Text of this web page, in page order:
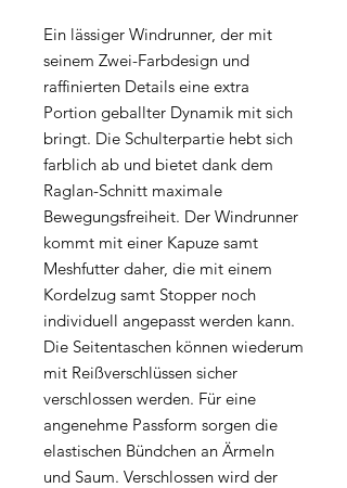
Ein lässiger Windrunner, der mit
seinem Zwei-Farbdesign und
raffinierten Details eine extra
Portion geballter Dynamik mit sich
bringt. Die Schulterpartie hebt sich
farblich ab und bietet dank dem
Raglan-Schnitt maximale
Bewegungsfreiheit. Der Windrunner
kommt mit einer Kapuze samt
Meshfutter daher, die mit einem
Kordelzug samt Stopper noch
individuell angepasst werden kann.
Die Seitentaschen können wiederum
mit Reißverschlüssen sicher
verschlossen werden. Für eine
angenehme Passform sorgen die
elastischen Bündchen an Ärmeln
und Saum. Verschlossen wird der